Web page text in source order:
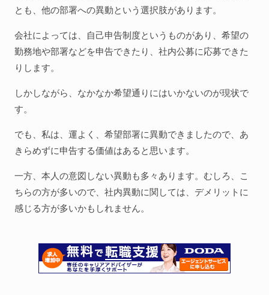
とも、他の部署への異動という選択肢があります。
会社によっては、自己申告制度というものがあり、希望の
勤務地や部署などを申告できたり、社内公募に応募できた
りします。
しかしながら、なかなか希望通りにはいかないのが現状で
す。
でも、私は、運よく、希望部署に異動できましたので、あ
きらめずに申告する価値はあると思います。
一方、本人の意図しない異動も多々あります。むしろ、こ
ちらの方が多いので、社内異動に関しては、デメリットに
感じる方が多いかもしれません。